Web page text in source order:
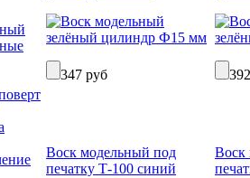
347 руб
Воск модельный под
печатку Т-100 синий
Воск